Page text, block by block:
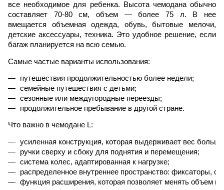
все необходимое для ребенка. Высота чемодана обычно
составляет 70-80 см, объем — более 75 л. В нее
вмещается объемная одежда, обувь, бытовые мелочи,
детские аксессуары, техника. Это удобное решение, если
багаж планируется на всю семью.
Самые частые варианты использования:
путешествия продолжительностью более недели;
семейные путешествия с детьми;
сезонные или междугородные переезды;
продолжительное пребывание в другой стране.
Что важно в чемодане L:
усиленная конструкция, которая выдерживает вес
ручки сверху и сбоку для поднятия и перемещения;
система колес, адаптированная к нагрузке;
распределенное внутреннее пространство: фиксаторы,
функция расширения, которая позволяет менять объем в